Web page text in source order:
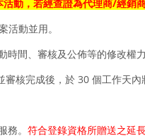
動，若經查證為代理商/經銷
活動並用。
間、審核及公佈等的修改權
核完成後，於 30 個工作天內
。 符合登錄資格所贈送之延